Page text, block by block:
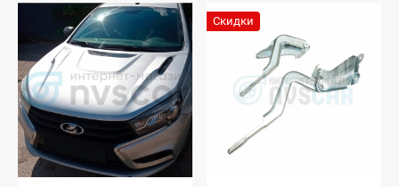
Веста Кросс
Веста (SW)
универсал,
Лада Веста
(SW) Кросс
универсал
Скидки